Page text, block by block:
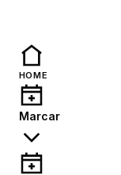
HOME
Marcar